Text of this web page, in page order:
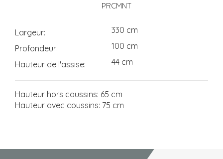
PRCMNT
Largeur
330 cm
Profondeur
100 cm
Hauteur de l'assise
44 cm
Hauteur hors coussins: 65 cm
Hauteur avec coussins: 75 cm